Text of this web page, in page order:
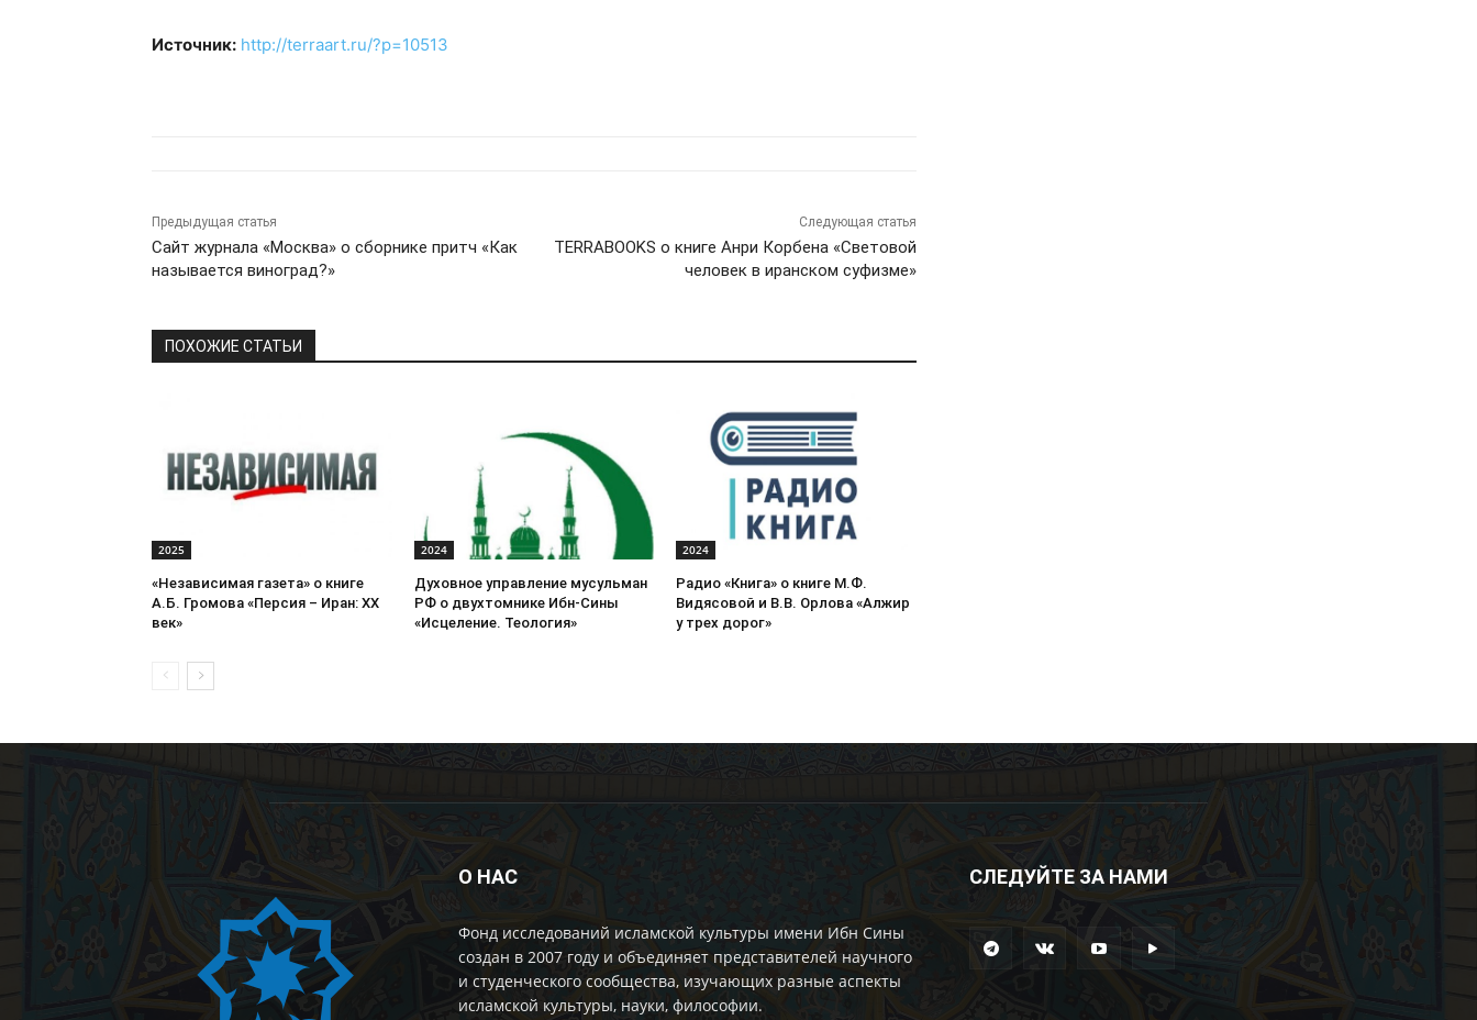
Источник: http://terraart.ru/?p=10513
Предыдущая статья
Сайт журнала «Москва» о сборнике притч «Как
называется виноград?»
Следующая статья
TERRABOOKS о книге Анри Корбена «Световой
человек в иранском суфизме»
ПОХОЖИЕ СТАТЬИ
2025
«Независимая газета» о книге
А.Б. Громова «Персия – Иран: ХХ
век»
2024
Духовное управление мусульман
РФ о двухтомнике Ибн-Сины
«Исцеление. Теология»
2024
Радио «Книга» о книге М.Ф.
Видясовой и В.В. Орлова «Алжир
у трех дорог»
О НАС
Фонд исследований исламской культуры имени Ибн Сины
создан в 2007 году и объединяет представителей научного
и студенческого сообщества, изучающих разные аспекты
исламской культуры, науки, философии.
СЛЕДУЙТЕ ЗА НАМИ